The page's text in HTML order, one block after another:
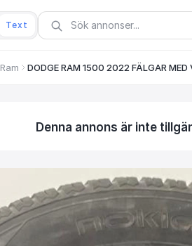
Text
Ram DODGE RAM 1500 2022 FÄLGAR
Denna annons är inte